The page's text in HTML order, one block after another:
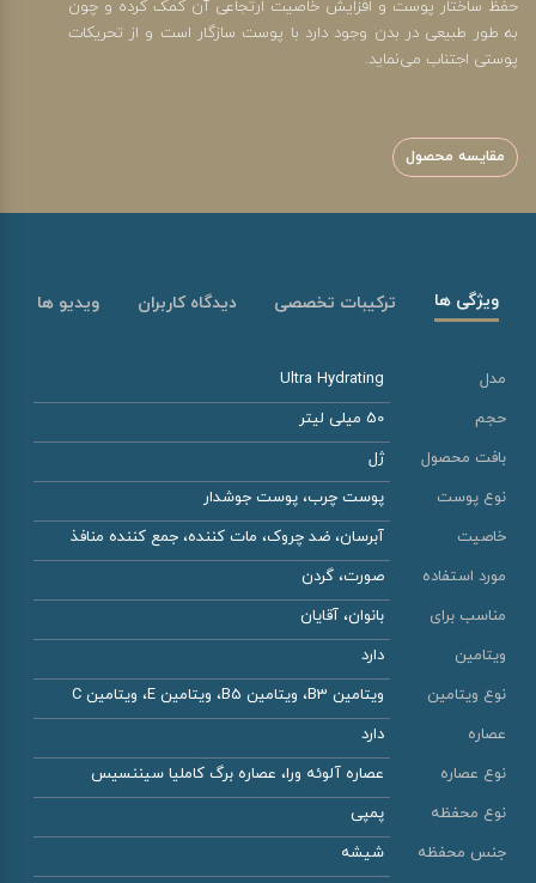
حفظ ساختار پوست و افزایش خاصیت ارتجاعی آن کمک کرده و چون
به طور طبیعی در بدن وجود دارد با پوست سازگار است و از تحریکات
پوستی اجتناب می‌نماید.
مقایسه محصول
ویژگی ها ترکیبات تخصصی دیدگاه کاربران ویدیو ها
مدل
Ultra Hydrating
حجم
50 میلی لیتر
بافت محصول
ژل
نوع پوست
پوست چرب، پوست جوشدار
خاصیت
آبرسان، ضد چروک، مات کننده، جمع کننده منافذ
مورد استفاده
صورت، گردن
مناسب برای
بانوان، آقایان
ویتامین
دارد
نوع ویتامین
ویتامین B3، ویتامین B5، ویتامین E، ویتامین C
عصاره
دارد
نوع عصاره
عصاره آلوئه ورا، عصاره برگ کاملیا سیننسیس
نوع محفظه
پمپی
جنس محفظه
شیشه